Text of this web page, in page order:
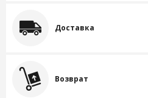
Доставка
Возврат